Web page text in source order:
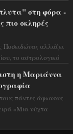
στη φόρα -
πιο σκληρές
αλλάζει
το αστρολογικό
η Μαριάννα
πάντες άφωνους
«Μια νύχτα